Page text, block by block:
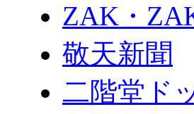
ZAK・
敬天新聞
二階堂ド